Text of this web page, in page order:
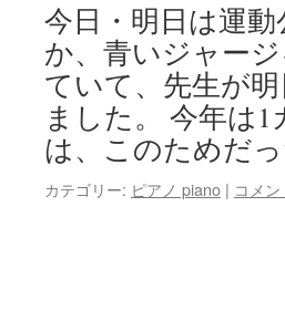
今日・明日は運
か、青いジャー
ていて、先生が
ました。 今年は
は、このためだ
カテゴリー: ピアノ piano | コメ